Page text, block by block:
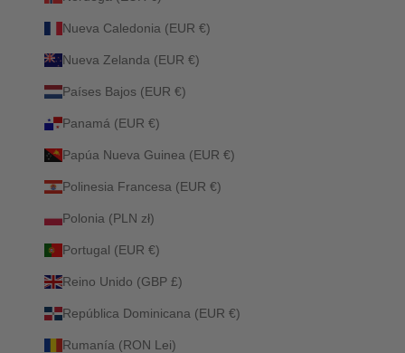
Nueva Caledonia (EUR €)
Nueva Zelanda (EUR €)
Países Bajos (EUR €)
Panamá (EUR €)
Papúa Nueva Guinea (EUR €)
Polinesia Francesa (EUR €)
Polonia (PLN zł)
Portugal (EUR €)
Reino Unido (GBP £)
República Dominicana (EUR €)
Rumanía (RON Lei)